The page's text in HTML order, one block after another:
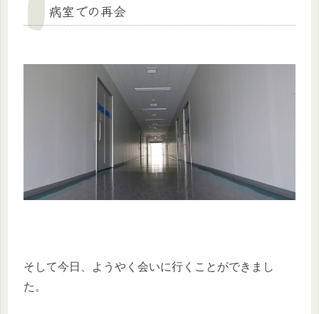
病室での再会
そして今日、ようやく会いに行くことができまし
た。